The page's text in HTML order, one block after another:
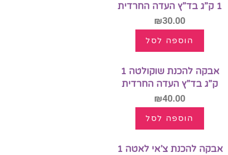
1 ק”ג בד”ץ העדה החרדית
₪30.00
הוספה לסל
אבקה להכנת שוקולטה 1
ק”ג בד”ץ העדה החרדית
₪40.00
הוספה לסל
אבקה להכנת צ’אי לאטה 1